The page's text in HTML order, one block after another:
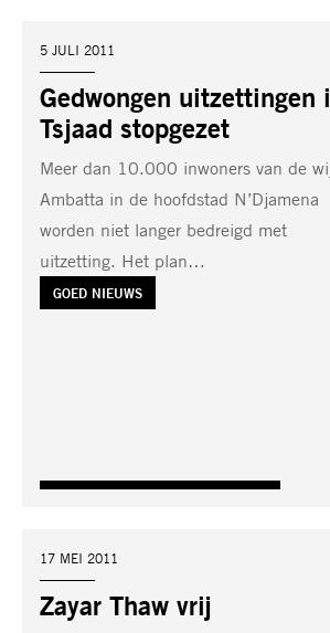
Gedwongen uitzettingen
Tsjaad stopgezet
TAG:
GOED NIEUWS
DATUM:
5 JULI 2011
Meer dan 10.000 inwoners van de
Ambatta in de hoofdstad N’Djamena
worden niet langer bedreigd met
uitzetting. Het plan…
Zayar Thaw vrij
DATUM:
17 MEI 2011